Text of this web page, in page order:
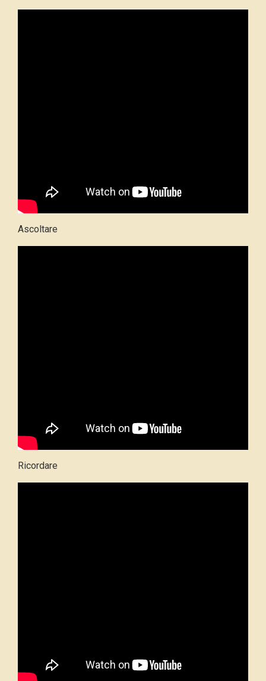
Ascoltare
Ricordare